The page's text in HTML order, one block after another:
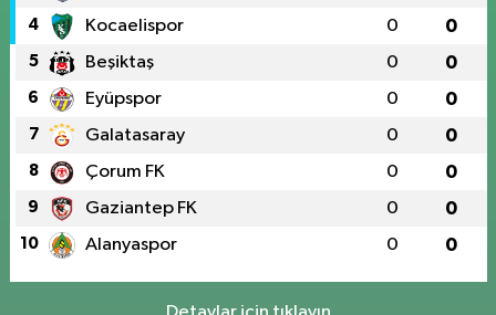
4 Kocaelispor 0 0
5 Beşiktaş 0 0
6 Eyüpspor 0 0
7 Galatasaray 0 0
8 Çorum FK 0 0
9 Gaziantep FK 0 0
10 Alanyaspor 0 0